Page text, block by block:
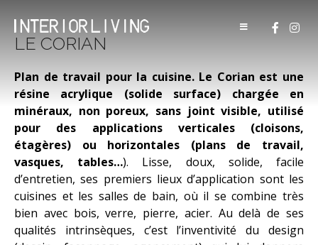
contenu
For Interior Living
Architecture d'intérieur Mobilier
LE CORIAN
Plan de travail pour la cuisine. Le Corian est une
résine acrylique (solide surface) chargée en
minéraux, non poreux, sans joint visible, utilisé
pour des applications verticales (cloisons,
étagères) ou horizontales (plans de travail,
vasques, tables…). Lisse, doux, solide, facile
d’entretien, ses premiers lieux d’application sont les
cuisines et les salles de bain, où il se combine très
bien avec bois, verre, pierre, acier. Au delà de ses
qualités intrinsèques, c’est l’inventivité du design
excellence
Une cuisine au meuble
arrondi
Une cuisine noir et
champagne
Élégance minimaliste en
bord de mer